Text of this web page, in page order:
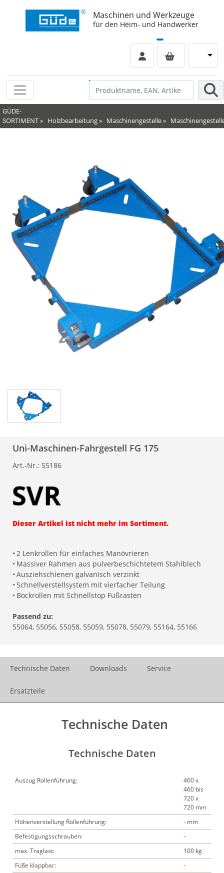
Maschinen und Werkzeuge
für den Heim- und Handwerker
GÜDE-
SORTIMENT» Holzbearbeitung» Maschinengestelle»
Uni-Maschinen-Fahrgestell FG 175
Art.-Nr.: 55186
Dieser Artikel ist nicht mehr im Sortiment.
• 2 Lenkrollen für einfaches Manövrieren
• Massiver Rahmen aus pulverbeschichtetem Stahlblech
• Ausziehschienen galvanisch verzinkt
• Schnellverstellsystem mit vierfacher Teilung
• Bockrollen mit Schnellstop Fußrasten
Passend zu:
55064, 55056, 55058, 55059, 55078, 55079, 55164, 55166
Technische Daten Downloads Service
Ersatzteile
Technische Daten
Technische Daten
Auszug Rollenführung:
460 x
460 bis
720 x
720 mm
Höhenverstellung Rollenführung:
- mm
Befestigungsschrauben:
-
max. Traglast:
100 kg
Füße klappbar:
-